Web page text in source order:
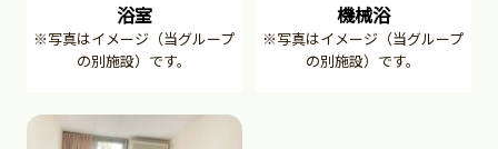
浴室
※写真はイメージ（当グループ
の別施設）です。
機械浴
※写真はイメージ（当グループ
の別施設）です。